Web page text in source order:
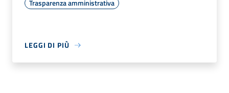
Trasparenza amministrativa
LEGGI DI PIÙ